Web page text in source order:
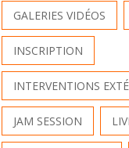
GALERIES VIDÉOS
INSCRIPTION
INTERVENTIONS
JAM SESSION